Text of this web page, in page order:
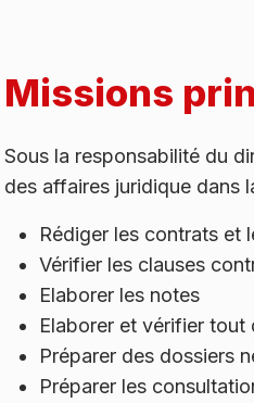
Missions
Sous la responsabilité du
des affaires juridique dans
Rédiger les contrats et
Vérifier les clauses
Elaborer les notes
Elaborer et vérifier tout
Préparer des dossiers
Préparer les